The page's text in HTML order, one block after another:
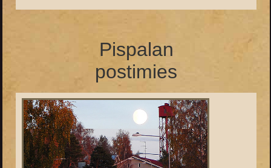
Pispalan
postimies